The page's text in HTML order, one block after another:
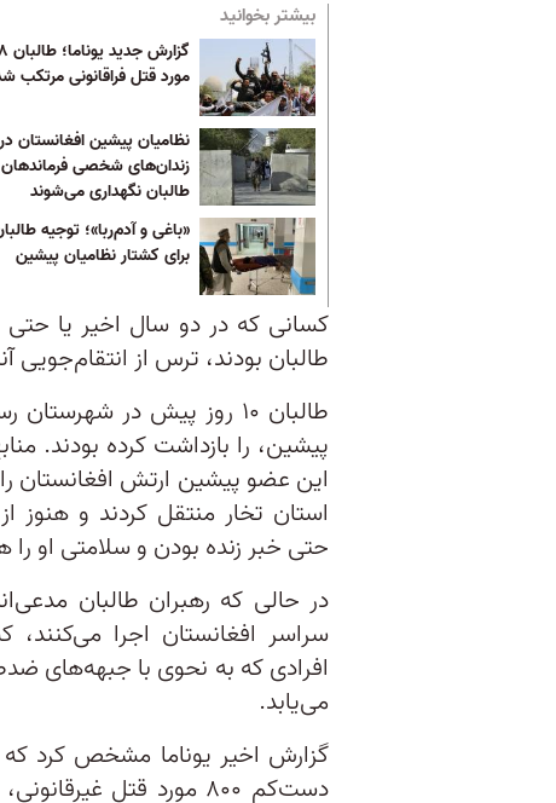
بیشتر بخوانید
مورد قتل فراقانونی مرتکب
نظامیان پیشین افغانستان در
زندان‌های شخصی فرماندهان
طالبان نگهداری می‌شوند
«باغی و آدم‌ربا»؛ توجیه
برای کشتار نظامیان پیشین
طالبان بودند، ترس از انتقام‌جویی
طالبان ۱۰ روز پیش در
پیشین، را بازداشت کرده بودند.
این عضو پیشین ارتش افغانستان
استان تخار منتقل کردند و
حتی خبر زنده بودن و سلامتی او را
در حالی که رهبران طالبان
سراسر افغانستان اجرا
افرادی که به نحوی با جبهه‌های
می‌یابد.
دست‌کم ۸۰۰ مورد قتل‌